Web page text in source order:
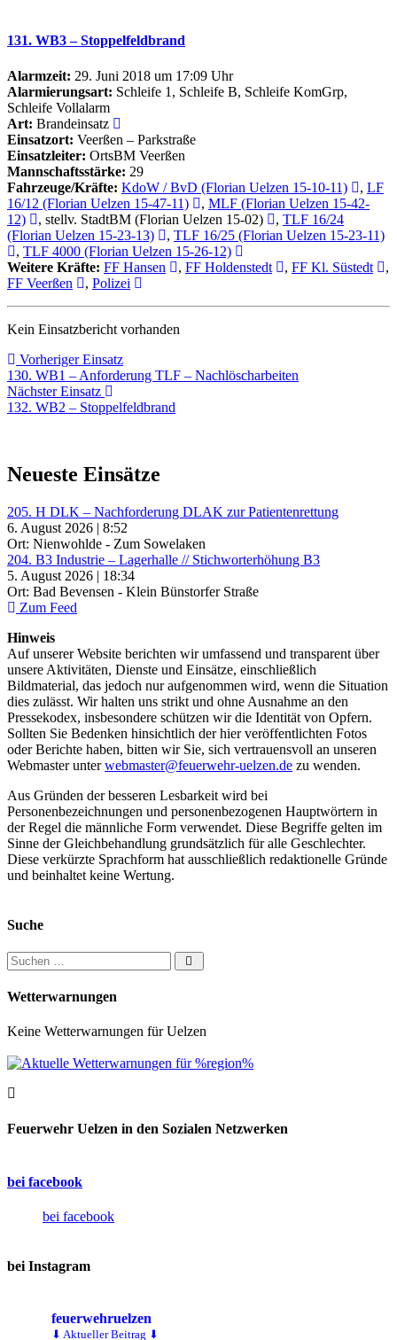
131. WB3 – Stoppelfeldbrand
Alarmzeit: 29. Juni 2018 um 17:09 Uhr
Alarmierungsart: Schleife 1, Schleife B, Schleife KomGrp,
Schleife Vollalarm
Art: Brandeinsatz
Einsatzort: Veerßen – Parkstraße
Einsatzleiter: OrtsBM Veerßen
Mannschaftsstärke: 29
Fahrzeuge/Kräfte: KdoW / BvD (Florian Uelzen 15-10-11) , LF
16/12 (Florian Uelzen 15-47-11)
, MLF (Florian Uelzen 15-42-
12)
, stellv. StadtBM (Florian Uelzen 15-02) , TLF 16/24
(Florian Uelzen 15-23-13)
, TLF 16/25 (Florian Uelzen 15-23-11)
, TLF 4000 (Florian Uelzen 15-26-12)
Weitere Kräfte: FF Hansen , FF Holdenstedt , FF Kl. Süstedt
,
FF Veerßen
, Polizei
Kein Einsatzbericht vorhanden
Beitragsnavigation
Vorheriger EinsatzVorheriger
Einsatz:
130. WB1 – Anforderung TLF – Nachlöscharbeiten
Nächster Einsatz
Einsatz:
132. WB2 – Stoppelfeldbrand
Neueste Einsätze
205. H DLK – Nachforderung DLAK zur Patientenrettung
6. August 2026 | 8:52
Ort: Nienwohlde - Zum Sowelaken
204. B3 Industrie – Lagerhalle // Stichworterhöhung B3
5. August 2026 | 18:34
Ort: Bad Bevensen - Klein Bünstorfer Straße
Zum Feed
Hinweis
Auf unserer Website berichten wir umfassend und transparent über
unsere Aktivitäten, Dienste und Einsätze, einschließlich
Bildmaterial, das jedoch nur aufgenommen wird, wenn die Situation
dies zulässt. Wir halten uns strikt und ohne Ausnahme an den
Pressekodex, insbesondere schützen wir die Identität von Opfern.
Sollten Sie Bedenken hinsichtlich der hier veröffentlichten Fotos
oder Berichte haben, bitten wir Sie, sich vertrauensvoll an unseren
Webmaster unterwebmaster@feuerwehr-uelzen.de zu wenden.
Aus Gründen der besseren Lesbarkeit wird bei
Personenbezeichnungen und personenbezogenen Hauptwörtern in
der Regel die männliche Form verwendet. Diese Begriffe gelten im
Sinne der Gleichbehandlung grundsätzlich für alle Geschlechter.
Diese verkürzte Sprachform hat ausschließlich redaktionelle Gründe
und beinhaltet keine Wertung.
Suche
Suchen nach:
Wetterwarnungen
Keine Wetterwarnungen für Uelzen
Feuerwehr Uelzen in den Sozialen Netzwerken
bei facebook
bei facebook
bei Instagram
feuerwehruelzen
⬇ Aktueller Beitrag ⬇